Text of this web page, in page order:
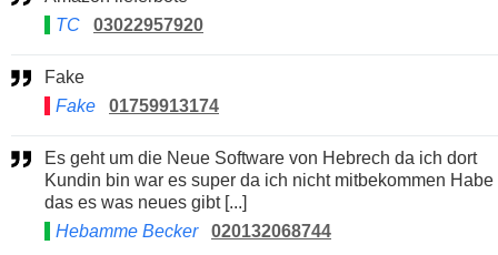
TC
03022957920
Fake
Fake
01759913174
Es geht um die Neue Software von Hebrech da ich dort
Kundin bin war es super da ich nicht mitbekommen Habe
das es was neues gibt [...]
Hebamme Becker
020132068744